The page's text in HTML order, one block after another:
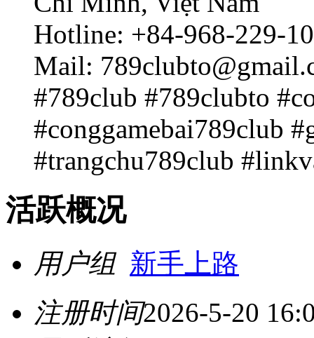
Hotline: +84-968-229-
Mail:
#789club #789clubto
#conggamebai789club
#trangchu789club
活跃概况
用户组 新手上路
注册时间2026-5-20